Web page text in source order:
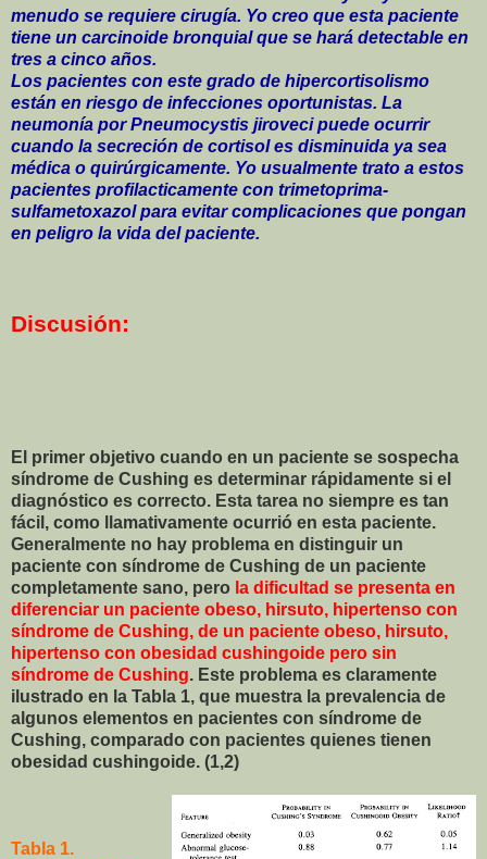
menudo se requiere cirugía. Yo creo que esta paciente
tiene un carcinoide bronquial que se hará detectable en
tres a cinco años.
Los pacientes con este grado de hipercortisolismo
están en riesgo de infecciones oportunistas. La
neumonía por Pneumocystis jiroveci puede ocurrir
cuando la secreción de cortisol es disminuida ya sea
médica o quirúrgicamente. Yo usualmente trato a estos
pacientes profilacticamente con trimetoprima-
sulfametoxazol para evitar complicaciones que pongan
en peligro la vida del paciente.
Discusión:
El primer objetivo cuando en un paciente se sospecha
síndrome de Cushing es determinar rápidamente si el
diagnóstico es correcto. Esta tarea no siempre es tan
fácil, como llamativamente ocurrió en esta paciente.
Generalmente no hay problema en distinguir un
paciente con síndrome de Cushing de un paciente
completamente sano, pero la dificultad se presenta en
diferenciar un paciente obeso, hirsuto, hipertenso con
síndrome de Cushing, de un paciente obeso, hirsuto,
hipertenso con obesidad cushingoide pero sin
síndrome de Cushing. Este problema es claramente
ilustrado en la Tabla 1, que muestra la prevalencia de
algunos elementos en pacientes con síndrome de
Cushing, comparado con pacientes quienes tienen
obesidad cushingoide. (1,2)
Tabla 1.